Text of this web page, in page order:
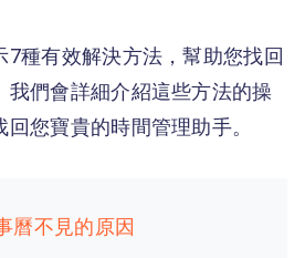
7種有效解決方法，幫助您找回
我們會詳細介紹這些方法的操
您寶貴的時間管理助手。
曆不見的原因